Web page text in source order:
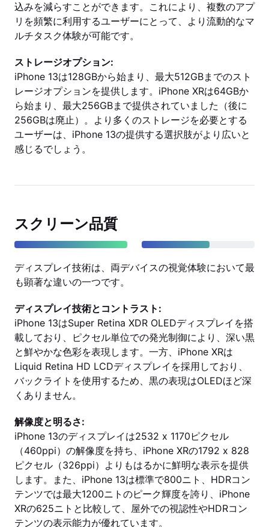
込みを減らすことができます。これにより、複数のアプ
リを頻繁に利用するユーザーにとって、より流動的なマ
ルチタスク体験が可能です。
ストレージオプション:
iPhone 13は128GBから始まり、最大512GBまでのスト
レージオプションを提供します。iPhone XRは64GBか
ら始まり、最大256GBまで提供されていました（後に
256GBは廃止）。より多くのストレージを必要とする
ユーザーは、iPhone 13の提供する選択肢がより広いと
感じるでしょう。
スクリーン品質
ディスプレイ技術は、両デバイスの視覚体験において最
も顕著な違いの一つです。
ディスプレイ技術とコントラスト:
iPhone 13はSuper Retina XDR OLEDディスプレイを搭
載しており、ピクセル単位での発光制御により、深い黒
と鮮やかな色彩を表現します。一方、iPhone XRは
Liquid Retina HD LCDディスプレイを採用しており、
バックライトを使用するため、黒の表現はOLEDほど深
くありません。
解像度と明るさ:
iPhone 13のディスプレイは2532 x 1170ピクセル
（460ppi）の解像度を持ち、iPhone XRの1792 x 828
ピクセル（326ppi）よりもはるかに鮮明な表示を提供
します。また、iPhone 13は標準で800ニト、HDRコン
テンツでは最大1200ニトのピーク輝度を誇り、iPhone
XRの625ニトと比較して、屋外での視認性やHDRコン
テンツの表示能力が優れています。